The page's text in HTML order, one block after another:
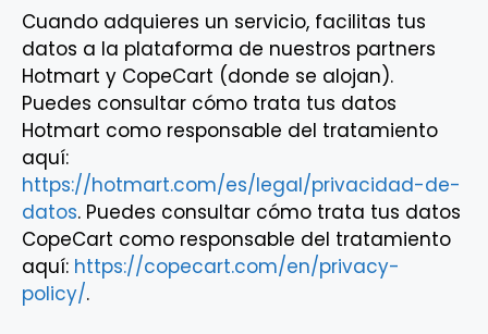
Cuando adquieres un servicio, facilitas tus
datos a la plataforma de nuestros partners
Hotmart y CopeCart (donde se alojan).
Puedes consultar cómo trata tus datos
Hotmart como responsable del tratamiento
aquí:
https://hotmart.com/es/legal/privacidad-de-
datos. Puedes consultar cómo trata tus datos
CopeCart como responsable del tratamiento
aquí: https://copecart.com/en/privacy-
policy/.